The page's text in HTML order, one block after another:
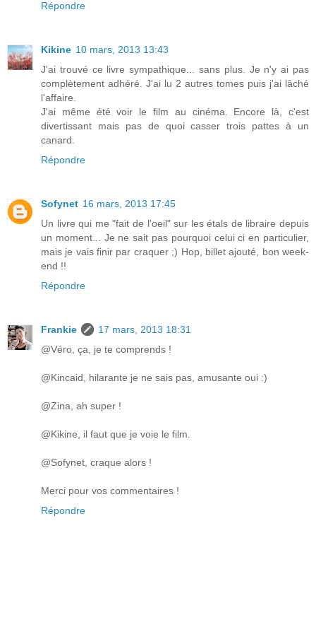
Répondre
Kikine 10 mars, 2013 13:43
J'ai trouvé ce livre sympathique... sans plus. Je n'y ai pas
complètement adhéré. J'ai lu 2 autres tomes puis j'ai lâché
l'affaire.
J'ai même été voir le film au cinéma. Encore là, c'est
divertissant mais pas de quoi casser trois pattes à un
canard.
Répondre
Sofynet 16 mars, 2013 17:45
Un livre qui me "fait de l'oeil" sur les étals de libraire depuis
un moment... Je ne sait pas pourquoi celui ci en particulier,
mais je vais finir par craquer ;) Hop, billet ajouté, bon week-
end !!
Répondre
Frankie
17 mars, 2013 18:31
@Véro, ça, je te comprends !
@Kincaid, hilarante je ne sais pas, amusante oui :)
@Zina, ah super !
@Kikine, il faut que je voie le film.
@Sofynet, craque alors !
Merci pour vos commentaires !
Répondre